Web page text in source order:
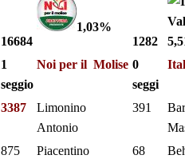
16684
1,03%
1282
1
seggio
Noi per il Molise 0
seggi
3387
Limonino
Antonio
391
875
Piacentino
68